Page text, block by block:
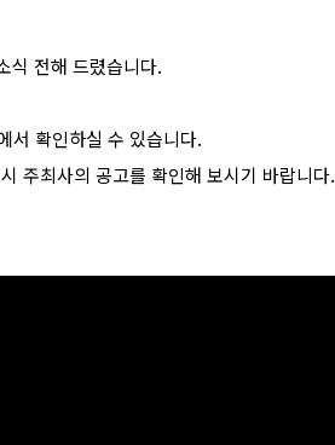
식 전해 드렸습니다.
서 확인하실 수 있습니다.
주최사의 공고를 확인해 보시기 바랍니다.